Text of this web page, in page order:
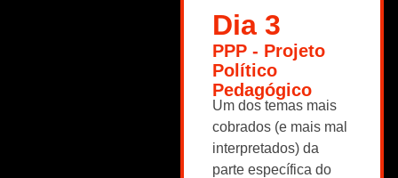
Dia 3
PPP - Projeto
Político
Pedagógico
Um dos temas mais
cobrados (e mais mal
interpretados) da
parte específica do